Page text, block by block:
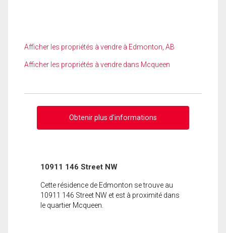
Afficher les propriétés à vendre à Edmonton, AB
Afficher les propriétés à vendre dans Mcqueen
Obtenir plus d'informations
10911 146 Street NW
Cette résidence de Edmonton se trouve au
10911 146 Street NW et est à proximité dans
le quartier Mcqueen.